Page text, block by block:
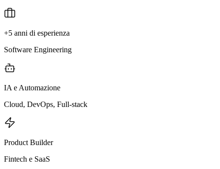
+5 anni di esperienza
Software Engineering
IA e Automazione
Cloud, DevOps, Full-stack
Product Builder
Fintech e SaaS